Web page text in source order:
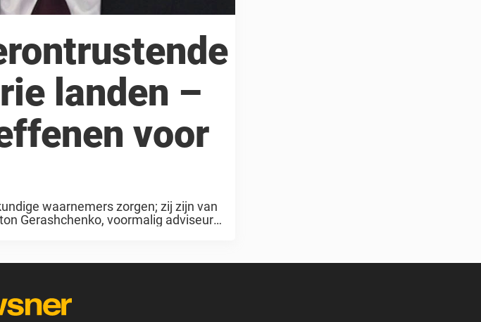
landen –
voor
waarnemers zorgen; zij zijn van
Gerashchenko, voormalig adviseur